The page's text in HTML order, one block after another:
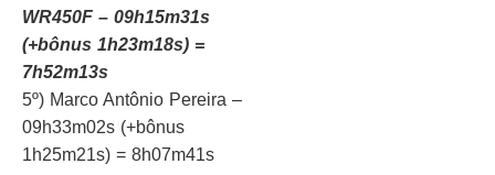
WR450F – 09h15m31s
(+bônus 1h23m18s) =
7h52m13s
5º) Marco Antônio Pereira –
09h33m02s (+bônus
1h25m21s) = 8h07m41s